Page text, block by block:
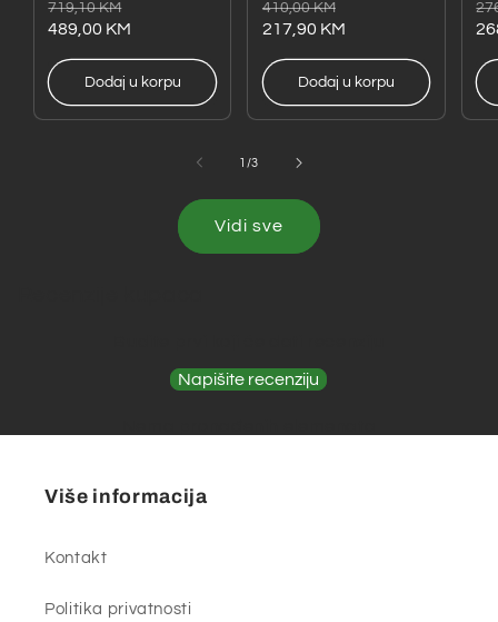
DHP485RFE1
Redovna
cijena
719,10 KM
Akcijska
cijena
489,00 KM
Dodaj u korpu
Redovna
cijena
410,00 KM
Akcijska
cijena
217,90 KM
Dodaj u korpu
1 /od
3
Vidi sve
Napišite recenziju
Više informacija
Kontakt
Politika privatnosti